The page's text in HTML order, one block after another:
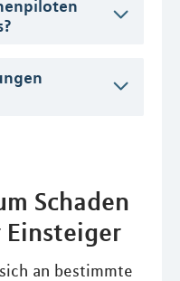
Schaden
Einsteiger
an bestimmte